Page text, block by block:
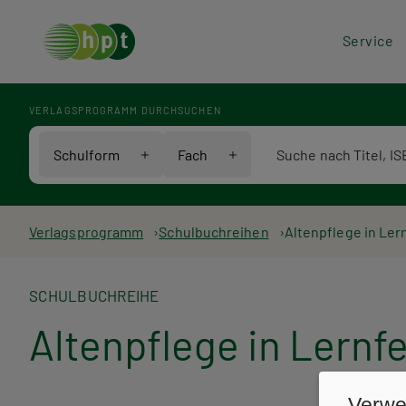
Service
VERLAGSPROGRAMM DURCHSUCHEN
Schulform Fach
Pfadnavigation
Verlagsprogramm Schulbuchreihen Altenpflege in
SCHULBUCHREIHE
Altenpflege in